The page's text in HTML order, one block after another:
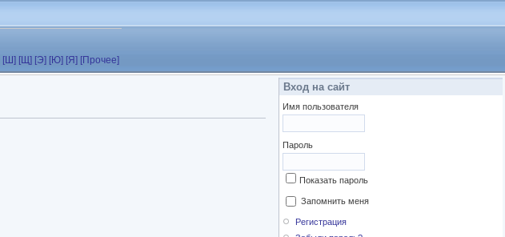
[Ш] [Щ] [Э] [Ю] [Я] [Прочее]
Вход на сайт
Имя пользователя
Пароль
Показать пароль
Запомнить меня
Регистрация